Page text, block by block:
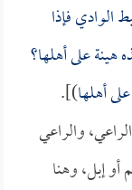
فإذا
هينة على أهلها؟
أهلها)].
والراعي
إبل، وهنا